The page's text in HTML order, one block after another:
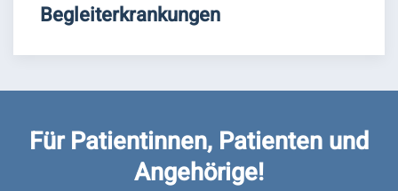
Begleiterkrankungen
Für Patientinnen, Patienten und
Angehörige!